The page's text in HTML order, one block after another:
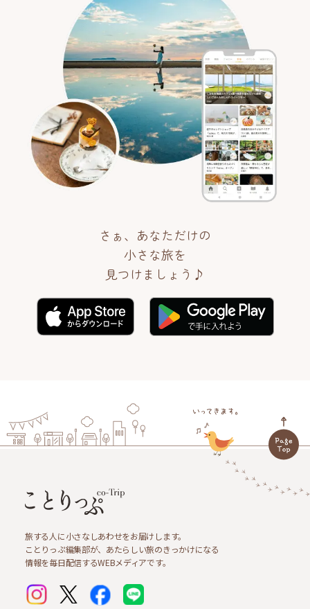
さぁ、あなただけの
小さな旅を
見つけましょう♪
旅する人に小さなしあわせをお届けします。
ことりっぷ編集部が、あたらしい旅のきっかけになる
情報を毎日配信するWEBメディアです。